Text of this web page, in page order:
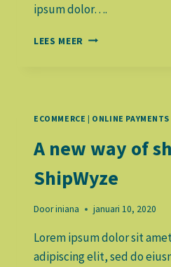
ipsum dolor….
LEES MEER WHY
ECOMMERCE | ONLINE PAYMENTS
A new way of
ShipWyze
Dooriniana januari 10, 2020
Lorem ipsum dolor sit
adipiscing elit, sed do